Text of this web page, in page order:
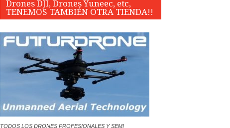
Drones DJI, Drones Yuneec, etc,
TENEMOS TAMBIÉN OTRA TIENDA!!
TODOS LOS DRONES PROFESIONALES Y SEMI